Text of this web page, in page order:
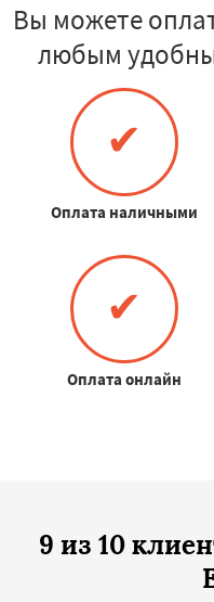
Вы можете
любым
✔
Оплата наличными
✔
Оплата онлайн
9 из 10